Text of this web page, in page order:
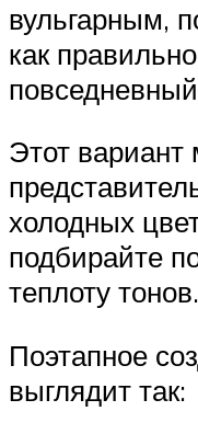
вульгарным,
как
Этот вариант
холодных
подбирайте
теплоту тонов.
Поэтапное
выглядит так: